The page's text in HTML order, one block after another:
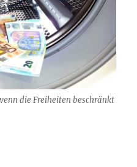
die Freiheiten beschränkt
1. Januar 2020 auf 2.000